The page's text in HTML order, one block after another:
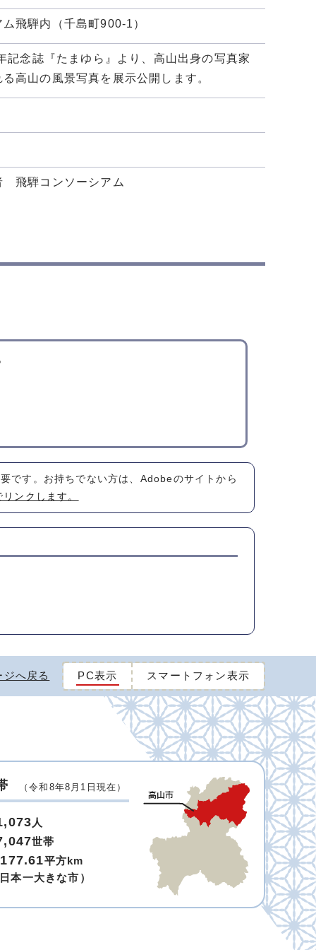
飛騨内（千島町900-1）
念誌『たまゆら』より、高山出身の写真家
高山の風景写真を展示公開します。
飛騨コンソーシアム
です。お持ちでない方は、Adobeのサイトから
ンクします。
へ戻る PC表示 スマートフォン表示
（令和8年8月1日現在）
人
世帯
平方km
本一大きな市）